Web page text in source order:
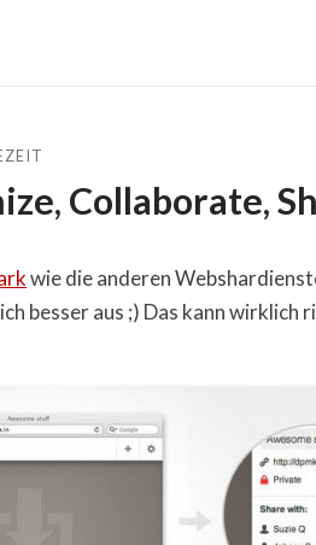
Collaborate,
wie die anderen
besser aus ;) Das kann wirklich